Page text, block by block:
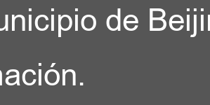
de